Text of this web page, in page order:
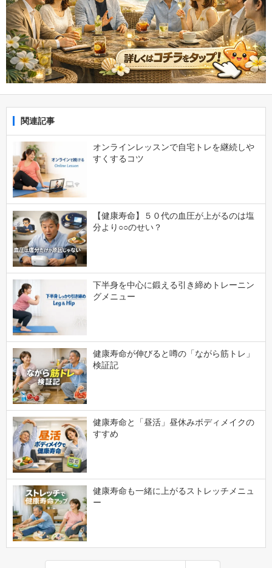
関連記事
オンラインレッスンで自宅トレを継続しや
すくするコツ
【健康寿命】５０代の血圧が上がるのは塩
分より○○のせい？
下半身を中心に鍛える引き締めトレーニン
グメニュー
健康寿命が伸びると噂の「ながら筋トレ」
検証記
健康寿命と「昼活」昼休みボディメイクの
すすめ
健康寿命も一緒に上がるストレッチメニュ
ー